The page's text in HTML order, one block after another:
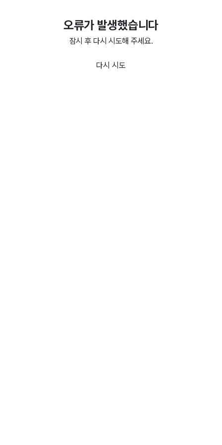
오류가 발생했습니다
잠시 후 다시 시도해 주세요.
다시 시도